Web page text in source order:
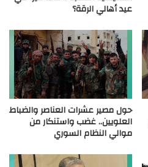
عيد أهالي الرقة؟
حول مصير عشرات العناصر والضباط
العلويين.. غضب واستنكار من
موالي النظام السوري